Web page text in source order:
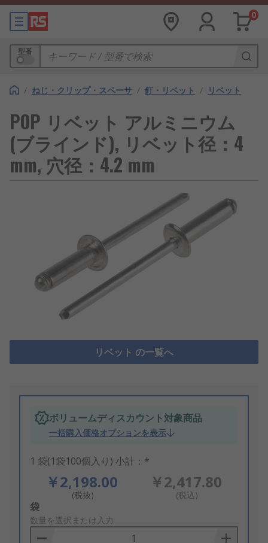
0
型番
/ ねじ・クリップ・スペーサ / 釘・リベット / リベット
POP リベット アルミニウム
(ブラインド), リベット径：4
mm, 穴径：4.2 mm
リベット の一覧へ
ボリュームディスカウント対象商品
一括購入価格オプションを表示
1 袋(1袋100個入り) 小計：*
￥2,198.00
(税抜)
￥2,417.80
(税込)
Add
to
Basket
袋
数量を選択または入力